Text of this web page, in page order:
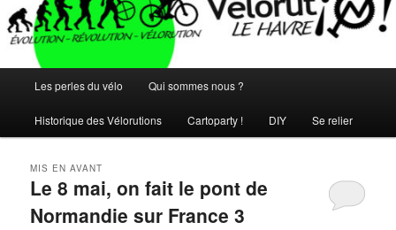
principal
Les perles du vélo Qui sommes nous ?
Historique des Vélorutions Cartoparty ! DIY Se relier
Le 8 mai, on fait le pont de
Normandie sur France 3
MIS EN AVANT